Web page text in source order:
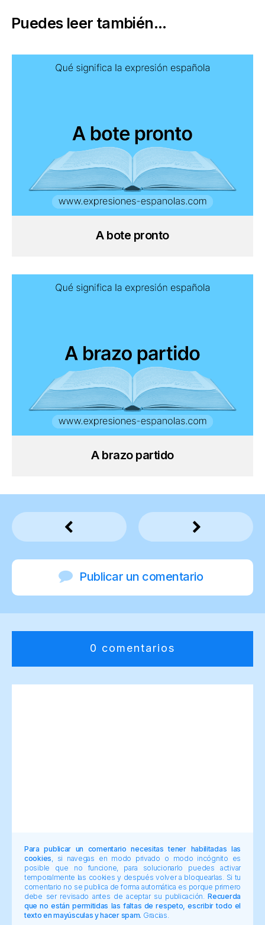
Puedes leer también...
A bote pronto
A brazo partido
Publicar un comentario
0 comentarios
Para publicar un comentario necesitas tener habilitadas las
cookies , si navegas en modo privado o modo incógnito es
posible que no funcione, para solucionarlo puedes activar
temporalmente las cookies y después volver a bloquearlas. Si tu
comentario no se publica de forma automática es porque primero
debe ser revisado antes de aceptar su publicación.Recuerda
que no están permitidas las faltas de respeto, escribir todo el
texto en mayúsculas y hacer spam. Gracias.